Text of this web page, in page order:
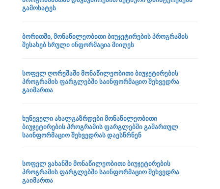
გამოხატეს
ბორითში, მონაწილეობითი ბიუჯეტირების პროგრამის
შესახებ სრული ინფორმაცია მიიღეს
სოფელ ღორეშაში მონაწილეობითი ბიუჯეტირების
პროგრამის ფარგლებში საინფორმაციო შეხვედრა
გაიმართა
ხუნეველი ახალგაზრდები მონაწილეობითი
ბიუჯეტირების პროგრამის ფარგლებში გამართულ
საინფორმაციო შეხვედრას დაესწრნენ
სოფელ ვახანში მონაწილეობითი ბიუჯეტირების
პროგრამის ფარგლებში საინფორმაციო შეხვედრა
გაიმართა